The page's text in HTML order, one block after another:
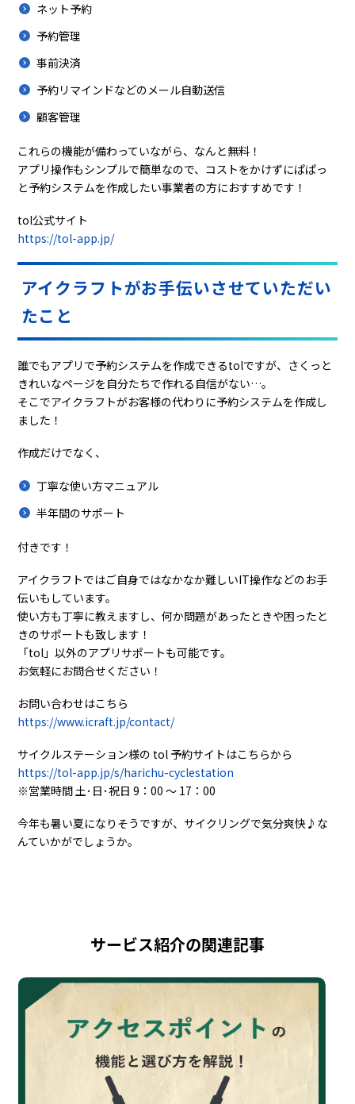
ネット予約
予約管理
事前決済
予約リマインドなどのメール自動送信
顧客管理
これらの機能が備わっていながら、なんと無料！
アプリ操作もシンプルで簡単なので、コストをかけずにぱぱっ
と予約システムを作成したい事業者の方におすすめです！
tol公式サイト
https://tol-app.jp/
アイクラフトがお手伝いさせていただい
たこと
誰でもアプリで予約システムを作成できるtolですが、さくっと
きれいなページを自分たちで作れる自信がない…。
そこでアイクラフトがお客様の代わりに予約システムを作成し
ました！
作成だけでなく、
丁寧な使い方マニュアル
半年間のサポート
付きです！
アイクラフトではご自身ではなかなか難しいIT操作などのお手
伝いもしています。
使い方も丁寧に教えますし、何か問題があったときや困ったと
きのサポートも致します！
「tol」以外のアプリサポートも可能です。
お気軽にお問合せください！
お問い合わせはこちら
https://www.icraft.jp/contact/
サイクルステーション様の tol 予約サイトはこちらから
https://tol-app.jp/s/harichu-cyclestation
※営業時間 土･日･祝日 9：00 ～ 17：00
今年も暑い夏になりそうですが、サイクリングで気分爽快♪な
んていかがでしょうか。
サービス紹介の関連記事